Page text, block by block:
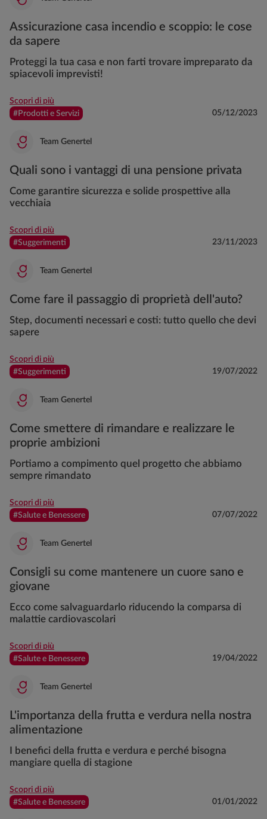
Assicurazione casa incendio e scoppio: le cose
da sapere
Proteggi la tua casa e non farti trovare impreparato da
spiacevoli imprevisti!
Scopri di più
#Prodotti e Servizi
05/12/2023
Team Genertel
Quali sono i vantaggi di una pensione privata
Come garantire sicurezza e solide prospettive alla
vecchiaia
Scopri di più
#Suggerimenti
23/11/2023
Team Genertel
Come fare il passaggio di proprietà dell'auto?
Step, documenti necessari e costi: tutto quello che devi
sapere
Scopri di più
#Suggerimenti
19/07/2022
Team Genertel
Come smettere di rimandare e realizzare le
proprie ambizioni
Portiamo a compimento quel progetto che abbiamo
sempre rimandato
Scopri di più
#Salute e Benessere
07/07/2022
Team Genertel
Consigli su come mantenere un cuore sano e
giovane
Ecco come salvaguardarlo riducendo la comparsa di
malattie cardiovascolari
Scopri di più
#Salute e Benessere
19/04/2022
Team Genertel
L'importanza della frutta e verdura nella nostra
alimentazione
I benefici della frutta e verdura e perché bisogna
mangiare quella di stagione
Scopri di più
#Salute e Benessere
01/01/2022